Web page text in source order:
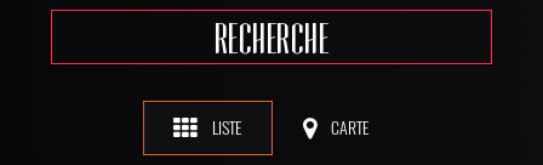
RECHERCHE
LISTE CARTE